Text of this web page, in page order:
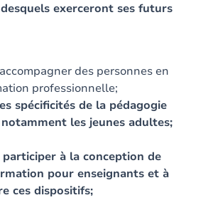
exerceront ses futurs
des personnes en
professionnelle;
spécificités de la pédagogie
les jeunes adultes;
participer à la conception de
pour enseignants et à
ces dispositifs;